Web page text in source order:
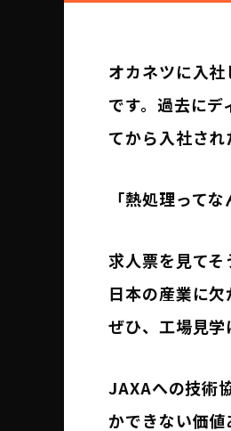
オカネツに入
です。過去に
てから入社され
「熱処理ってな
求人票を見て
日本の産業に
ぜひ、工場見学
JAXAへの技術
かできない価